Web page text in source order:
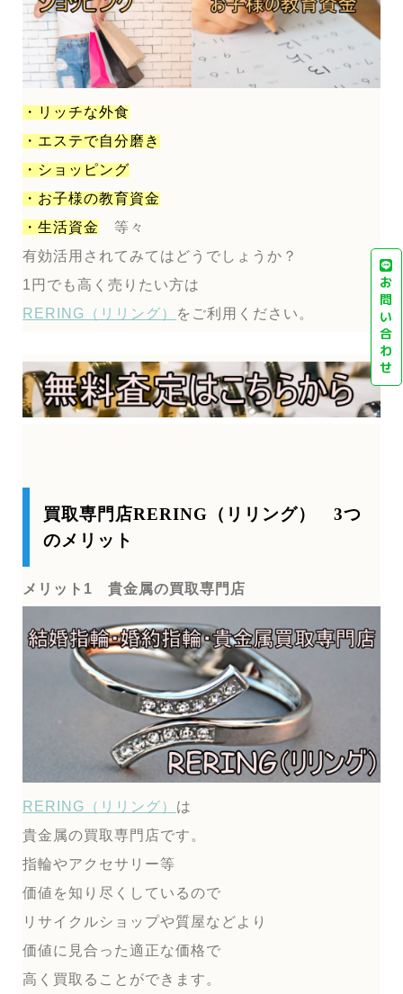
・リッチな外食
・エステで自分磨き
・ショッピング
・お子様の教育資金
・生活資金
等々
有効活用されてみてはどうでしょうか？
1円でも高く売りたい方は
RERING（リリング）
をご利用ください。
買取専門店RERING（リリング） 3つ
のメリット
メリット1 貴金属の買取専門店
RERING（リリング） は
貴金属の買取専門店です。
指輪やアクセサリー等
価値を知り尽くしているので
リサイクルショップや質屋などより
価値に見合った適正な価格で
高く買取ることができます。
お
問
い
合
わ
せ